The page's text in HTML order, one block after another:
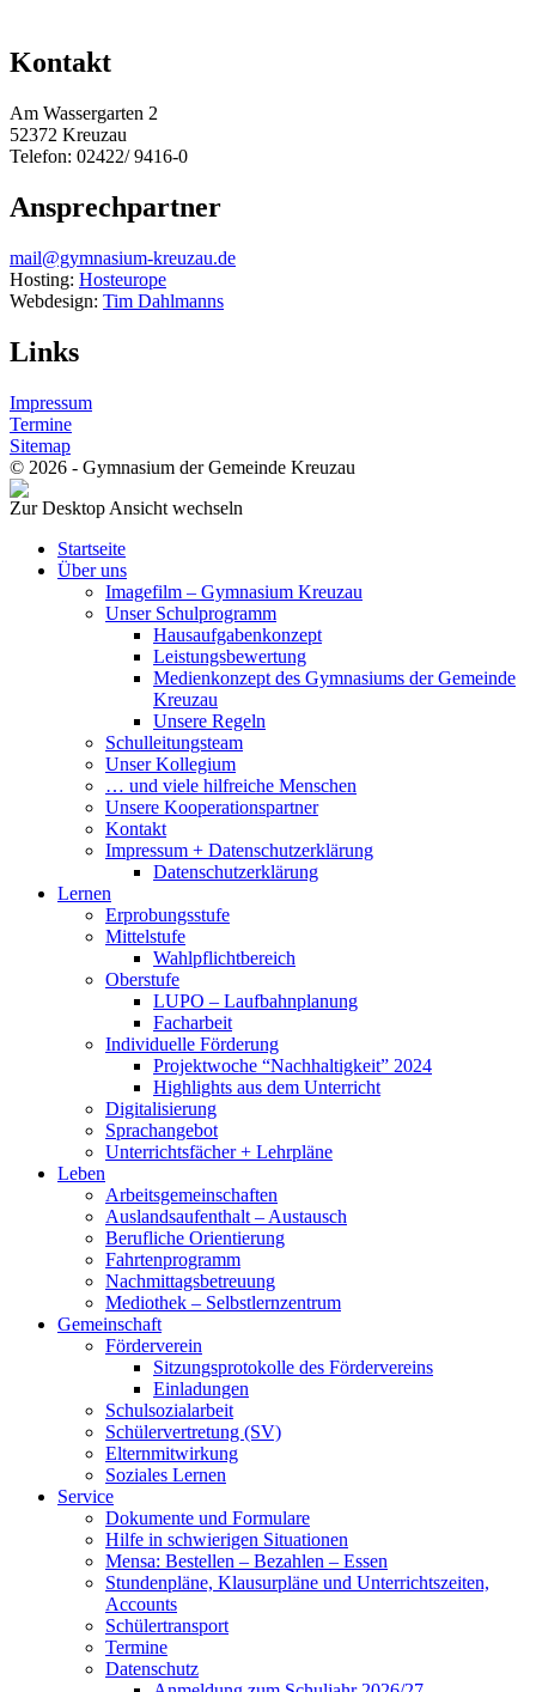
Kontakt
Am Wassergarten 2
52372 Kreuzau
Telefon: 02422/ 9416-0
Ansprechpartner
mail@gymnasium-kreuzau.de
Hosting: Hosteurope
Webdesign: Tim Dahlmanns
Links
Impressum
Termine
Sitemap
© 2026 - Gymnasium der Gemeinde Kreuzau
Zur Desktop Ansicht wechseln
Startseite
Über uns
Imagefilm – Gymnasium Kreuzau
Unser Schulprogramm
Hausaufgabenkonzept
Leistungsbewertung
Medienkonzept des Gymnasiums der Gemeinde
Kreuzau
Unsere Regeln
Schulleitungsteam
Unser Kollegium
… und viele hilfreiche Menschen
Unsere Kooperationspartner
Kontakt
Impressum + Datenschutzerklärung
Datenschutzerklärung
Lernen
Erprobungsstufe
Mittelstufe
Wahlpflichtbereich
Oberstufe
LUPO – Laufbahnplanung
Facharbeit
Individuelle Förderung
Projektwoche “Nachhaltigkeit” 2024
Highlights aus dem Unterricht
Digitalisierung
Sprachangebot
Unterrichtsfächer + Lehrpläne
Leben
Arbeitsgemeinschaften
Auslandsaufenthalt – Austausch
Berufliche Orientierung
Fahrtenprogramm
Nachmittagsbetreuung
Mediothek – Selbstlernzentrum
Gemeinschaft
Förderverein
Sitzungsprotokolle des Fördervereins
Einladungen
Schulsozialarbeit
Schülervertretung (SV)
Elternmitwirkung
Soziales Lernen
Service
Dokumente und Formulare
Hilfe in schwierigen Situationen
Mensa: Bestellen – Bezahlen – Essen
Stundenpläne, Klausurpläne und Unterrichtszeiten,
Accounts
Schülertransport
Termine
Datenschutz